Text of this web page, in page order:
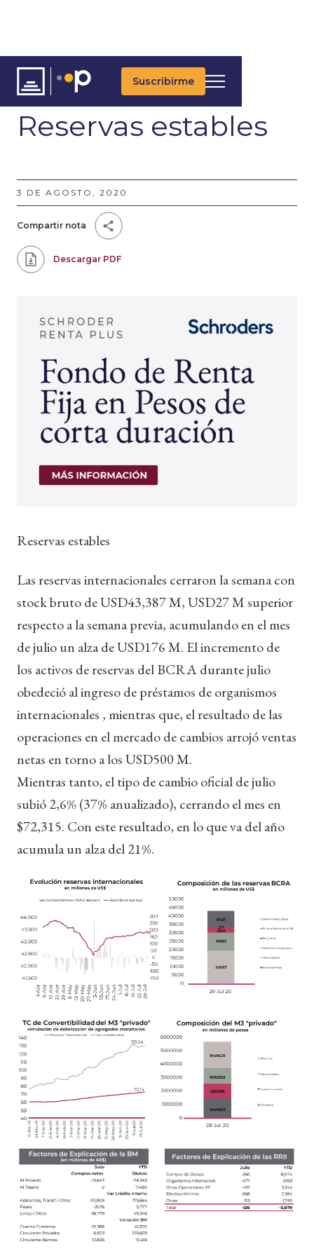
Suscribirme
ARTÍCULOS
Reservas estables
3 DE AGOSTO, 2020
Compartir nota
Descargar PDF
Reservas estables
Las reservas internacionales cerraron la semana con
stock bruto de USD43,387 M, USD27 M superior
respecto a la semana previa, acumulando en el mes
de julio un alza de USD176 M. El incremento de
los activos de reservas del BCRA durante julio
obedeció al ingreso de préstamos de organismos
internacionales , mientras que, el resultado de las
operaciones en el mercado de cambios arrojó ventas
netas en torno a los USD500 M.
Mientras tanto, el tipo de cambio oficial de julio
subió 2,6% (37% anualizado), cerrando el mes en
$72,315. Con este resultado, en lo que va del año
acumula un alza del 21%.